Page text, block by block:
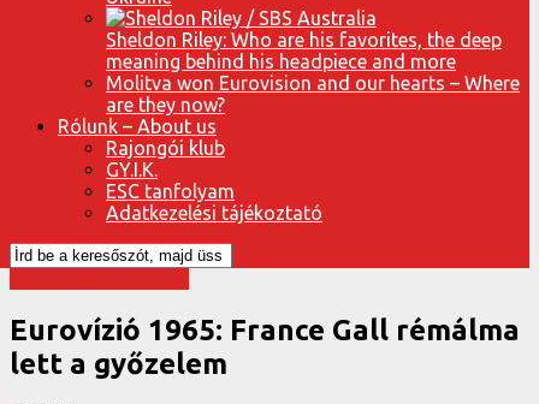
Sheldon Riley: Who are his favorites, the deep
meaning behind his headpiece and more
Molitva won Eurovision and our hearts – Where
are they now?
Rólunk – About us
Rajongói klub
GY.I.K.
ESC tanfolyam
Adatkezelési tájékoztató
Eurovízió 1965: France Gall rémálma
lett a győzelem